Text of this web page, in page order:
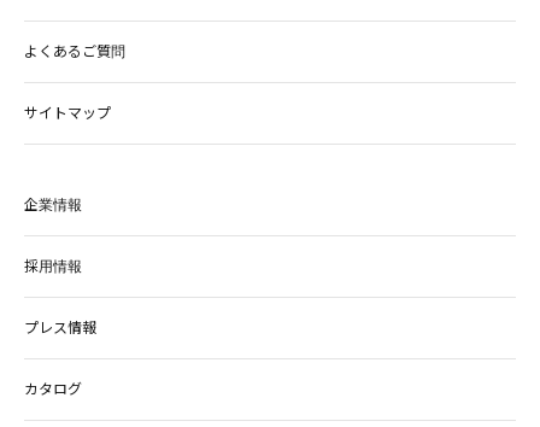
よくあるご質問
サイトマップ
企業情報
採用情報
プレス情報
カタログ